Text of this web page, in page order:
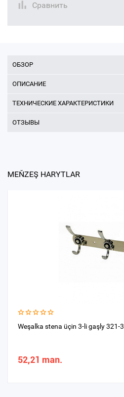
Сравнить
ОБЗОР
ОПИСАНИЕ
ТЕХНИЧЕСКИЕ ХАРАКТЕРИСТИКИ
ОТЗЫВЫ
MEŇZEŞ HARYTLAR
Weşalka stena üçin 3-li gaşly 321-3
52,21 man.